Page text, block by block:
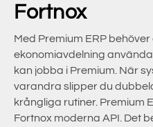
Fortnox
Med Premium ERP
ekonomiavdelning
kan jobba i Premium. När
varandra slipper du
krångliga rutiner. Premium
Fortnox moderna API. Det